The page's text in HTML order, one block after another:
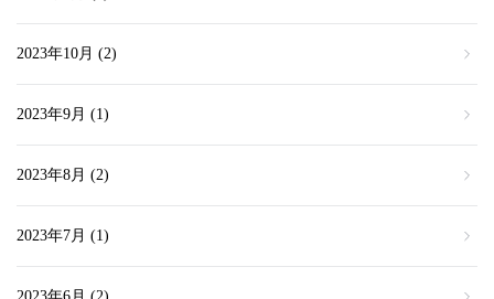
2023年10月 (2)
2023年9月 (1)
2023年8月 (2)
2023年7月 (1)